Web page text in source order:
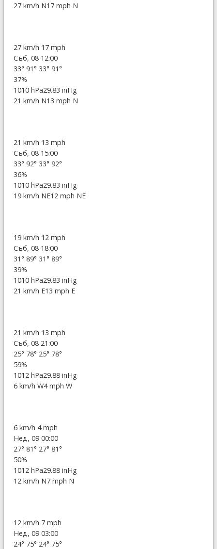
27 km/h N17 mph N
27 km/h 17 mph
Съб, 08 12:00
33° 91° 33° 91°
37%
1010 hPa29.83 inHg
21 km/h N13 mph N
21 km/h 13 mph
Съб, 08 15:00
33° 92° 33° 92°
36%
1010 hPa29.83 inHg
19 km/h NE12 mph NE
19 km/h 12 mph
Съб, 08 18:00
31° 89° 31° 89°
39%
1010 hPa29.83 inHg
21 km/h E13 mph E
21 km/h 13 mph
Съб, 08 21:00
25° 78° 25° 78°
59%
1012 hPa29.88 inHg
6 km/h W4 mph W
6 km/h 4 mph
Нед, 09 00:00
27° 81° 27° 81°
50%
1012 hPa29.88 inHg
12 km/h N7 mph N
12 km/h 7 mph
Нед, 09 03:00
24° 75° 24° 75°